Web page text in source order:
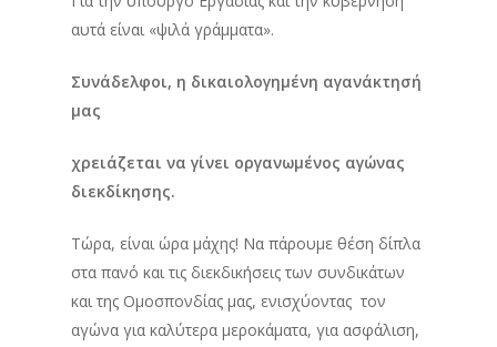
αυτά είναι «ψιλά γράμματα».
Συνάδελφοι, η δικαιολογημένη αγανάκτησή
μας
χρειάζεται να γίνει οργανωμένος αγώνας
διεκδίκησης.
Τώρα, είναι ώρα μάχης! Να πάρουμε θέση δίπλα
στα πανό και τις διεκδικήσεις των συνδικάτων
και της Ομοσπονδίας μας, ενισχύοντας τον
αγώνα για καλύτερα μεροκάματα, για ασφάλιση,